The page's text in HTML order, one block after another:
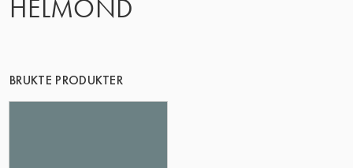
HELMOND
BRUKTE PRODUKTER